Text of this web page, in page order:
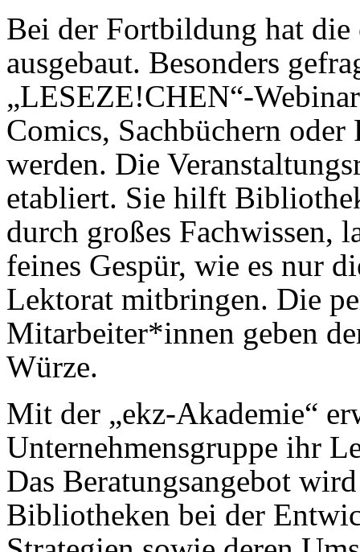
Bei der Fortbildung hat
ausgebaut. Besonders
„LESEZE!CHEN“-
Comics, Sachbüchern
werden. Die
etabliert. Sie hilft
durch großes Fachwissen,
feines Gespür, wie es nur
Lektorat mitbringen. Die
Mitarbeiter*innen geben
Würze.
Mit der „ekz-Akademie“
Unternehmensgruppe ihr
Das Beratungsangebot
Bibliotheken bei der